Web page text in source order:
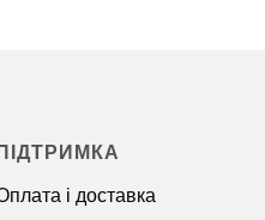
ПІДТРИМКА
і доставка